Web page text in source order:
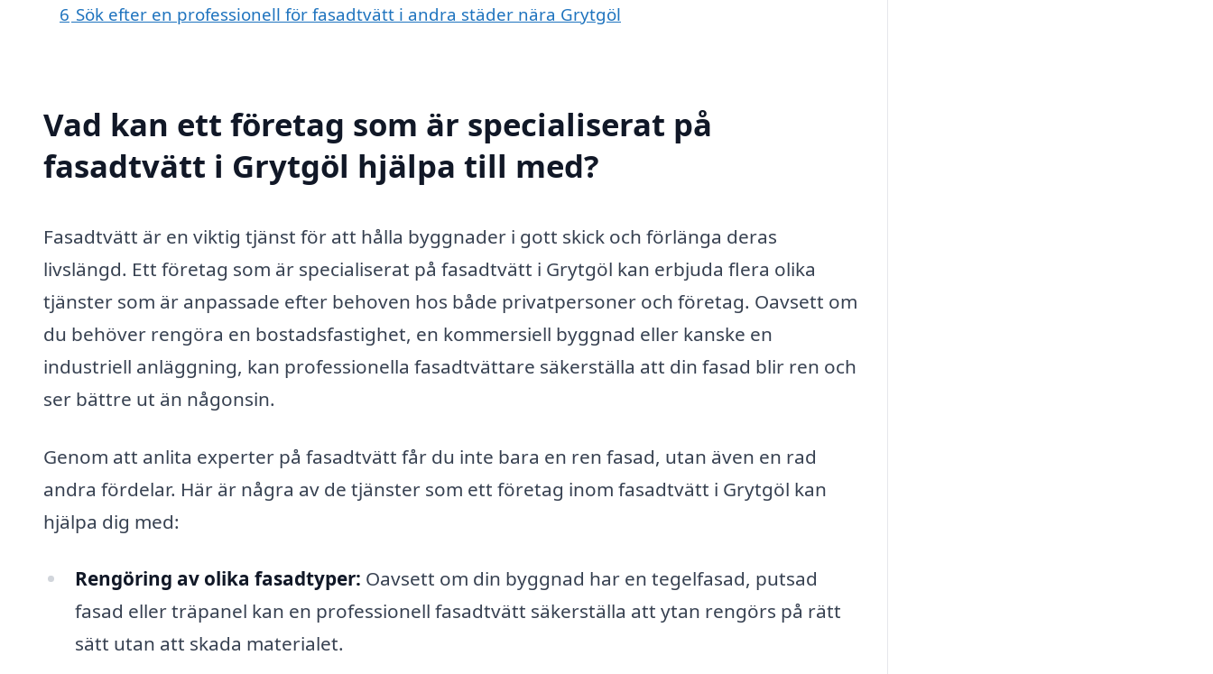
6 Sök efter en professionell för fasadtvätt i andra städer nära Grytgöl
Vad kan ett företag som är specialiserat på
fasadtvätt i Grytgöl hjälpa till med?
Fasadtvätt är en viktig tjänst för att hålla byggnader i gott skick och förlänga deras
livslängd. Ett företag som är specialiserat på fasadtvätt i Grytgöl kan erbjuda flera olika
tjänster som är anpassade efter behoven hos både privatpersoner och företag. Oavsett om
du behöver rengöra en bostadsfastighet, en kommersiell byggnad eller kanske en
industriell anläggning, kan professionella fasadtvättare säkerställa att din fasad blir ren och
ser bättre ut än någonsin.
Genom att anlita experter på fasadtvätt får du inte bara en ren fasad, utan även en rad
andra fördelar. Här är några av de tjänster som ett företag inom fasadtvätt i Grytgöl kan
hjälpa dig med:
Rengöring av olika fasadtyper: Oavsett om din byggnad har en tegelfasad, putsad
fasad eller träpanel kan en professionell fasadtvätt säkerställa att ytan rengörs på rätt
sätt utan att skada materialet.